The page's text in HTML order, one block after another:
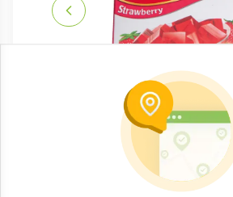
Dulces y confituras
Gelatina de fresa, 40 g,